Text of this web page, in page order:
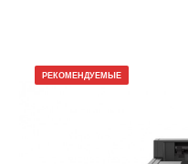
РЕКОМЕНДУЕМЫЕ